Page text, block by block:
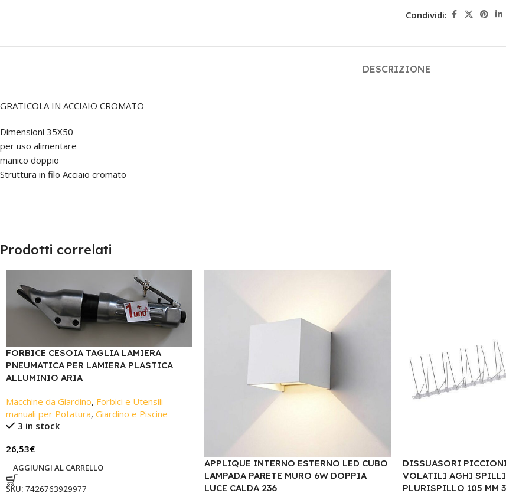
Condividi:
DESCRIZIONE
GRATICOLA IN ACCIAIO CROMATO
Dimensioni 35X50
per uso alimentare
manico doppio
Struttura in filo Acciaio cromato
Prodotti correlati
FORBICE CESOIA TAGLIA LAMIERA
PNEUMATICA PER LAMIERA PLASTICA
ALLUMINIO ARIA
Macchine da Giardino, Forbici e Utensili
manuali per Potatura, Giardino e Piscine
3 in stock
26,53€
AGGIUNGI AL CARRELLO
SKU: 7426763929977
APPLIQUE INTERNO ESTERNO LED CUBO
LAMPADA PARETE MURO 6W DOPPIA
LUCE CALDA 236
DISSUASORI
VOLATILI AGHI SPILLI
PLURISPILLO 105 MM